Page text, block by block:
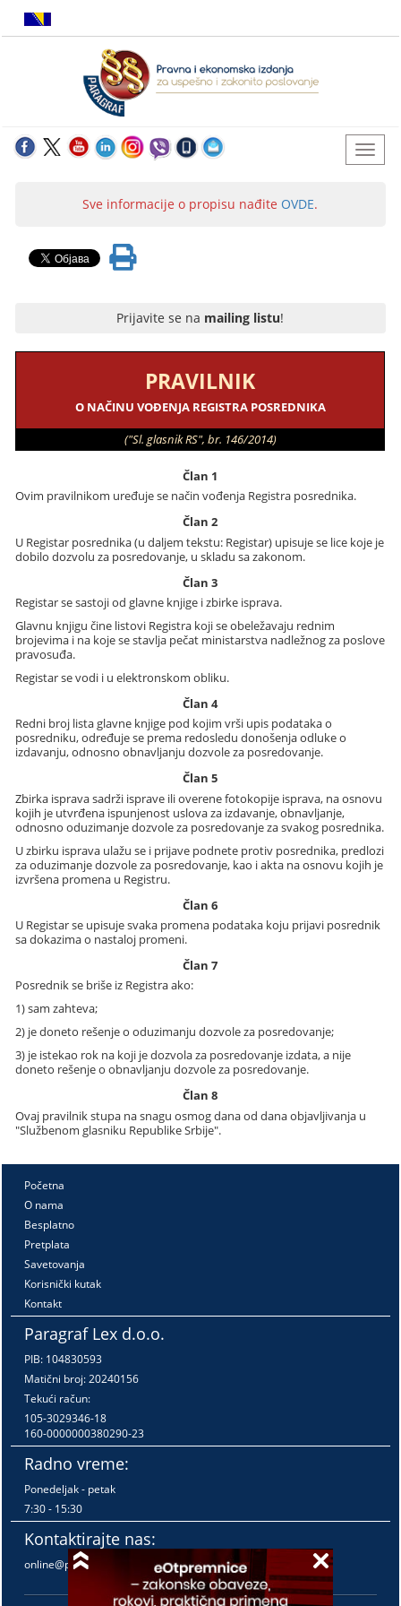
Sve informacije o propisu nađite OVDE.
Prijavite se na mailing listu!
PRAVILNIK
O NAČINU VOĐENJA REGISTRA POSREDNIKA
("Sl. glasnik RS", br. 146/2014)
Član 1
Ovim pravilnikom uređuje se način vođenja Registra posrednika.
Član 2
U Registar posrednika (u daljem tekstu: Registar) upisuje se lice koje je
dobilo dozvolu za posredovanje, u skladu sa zakonom.
Član 3
Registar se sastoji od glavne knjige i zbirke isprava.
Glavnu knjigu čine listovi Registra koji se obeležavaju rednim
brojevima i na koje se stavlja pečat ministarstva nadležnog za poslove
pravosuđa.
Registar se vodi i u elektronskom obliku.
Član 4
Redni broj lista glavne knjige pod kojim vrši upis podataka o
posredniku, određuje se prema redosledu donošenja odluke o
izdavanju, odnosno obnavljanju dozvole za posredovanje.
Član 5
Zbirka isprava sadrži isprave ili overene fotokopije isprava, na osnovu
kojih je utvrđena ispunjenost uslova za izdavanje, obnavljanje,
odnosno oduzimanje dozvole za posredovanje za svakog posrednika.
U zbirku isprava ulažu se i prijave podnete protiv posrednika, predlozi
za oduzimanje dozvole za posredovanje, kao i akta na osnovu kojih je
izvršena promena u Registru.
Član 6
U Registar se upisuje svaka promena podataka koju prijavi posrednik
sa dokazima o nastaloj promeni.
Član 7
Posrednik se briše iz Registra ako:
1) sam zahteva;
2) je doneto rešenje o oduzimanju dozvole za posredovanje;
3) je istekao rok na koji je dozvola za posredovanje izdata, a nije
doneto rešenje o obnavljanju dozvole za posredovanje.
Član 8
Ovaj pravilnik stupa na snagu osmog dana od dana objavljivanja u
"Službenom glasniku Republike Srbije".
Početna
O nama
Besplatno
Pretplata
Savetovanja
Korisnički kutak
Kontakt
Paragraf Lex d.o.o.
PIB: 104830593
Matični broj: 20240156
Tekući račun:
105-3029346-18
160-0000000380290-23
Radno vreme:
Ponedeljak - petak
7:30 - 15:30
Kontaktirajte nas:
online@paragraf.rs